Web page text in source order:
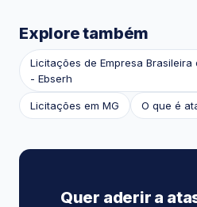
Explore também
Licitações de Empresa
- Ebserh
Licitações em MG O que é
Quer aderir a